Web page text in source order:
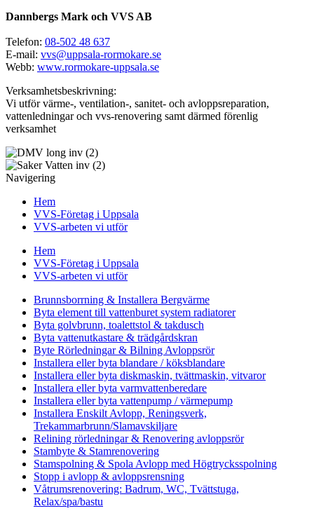
Dannbergs Mark och VVS AB
Telefon: 08-502 48 637
E-mail: vvs@uppsala-rormokare.se
Webb: www.rormokare-uppsala.se
Verksamhetsbeskrivning:
Vi utför värme-, ventilation-, sanitet- och avloppsreparation,
vattenledningar och vvs-renovering samt därmed förenlig
verksamhet
Navigering
Hem
VVS-Företag i Uppsala
VVS-arbeten vi utför
Hem
VVS-Företag i Uppsala
VVS-arbeten vi utför
Brunnsborrning & Installera Bergvärme
Byta element till vattenburet system radiatorer
Byta golvbrunn, toalettstol & takdusch
Byta vattenutkastare & trädgårdskran
Byte Rörledningar & Bilning Avloppsrör
Installera eller byta blandare / köksblandare
Installera eller byta diskmaskin, tvättmaskin, vitvaror
Installera eller byta varmvattenberedare
Installera eller byta vattenpump / värmepump
Installera Enskilt Avlopp, Reningsverk,
Trekammarbrunn/Slamavskiljare
Relining rörledningar & Renovering avloppsrör
Stambyte & Stamrenovering
Stamspolning & Spola Avlopp med Högtrycksspolning
Stopp i avlopp & avloppsrensning
Våtrumsrenovering: Badrum, WC, Tvättstuga,
Relax/spa/bastu